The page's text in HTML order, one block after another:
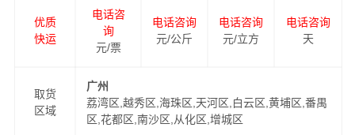
并备有专业的物流工作人员与您及时沟通，为您提供从广
州到南宁的物流运输相关延伸服务，极大的保障了货物的
准时到达和及时派送，缩短了货物在途时间，提高了物流
同时，为了方便广大客户从广州物流到南宁的不同运输时
效和物流成本要求，港邦 特推出广州到南宁物流
优质
快运
电话咨
询
元/票
电话咨询
元/公斤
电话咨询
元/立方
电话咨询
天
取货
区域
广州
荔湾区,越秀区,海珠区,天河区,白云区,黄埔区,番禺
区,花都区,南沙区,从化区,增城区